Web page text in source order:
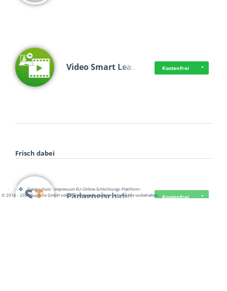
Video Smart Lea… Kostenfrei
Frisch dabei
Pädagogisch-did… Kostenfrei
· · ·Datenschutz·Impressum EU-Online-Schlichtungs-Plattform·
© 2016 - 2026 SupraTix GmbH oder Partnergesellschaften - Alle Rechte vorbehalten.